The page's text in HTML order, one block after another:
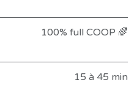
100% full COOP 🌈
15 à 45 min